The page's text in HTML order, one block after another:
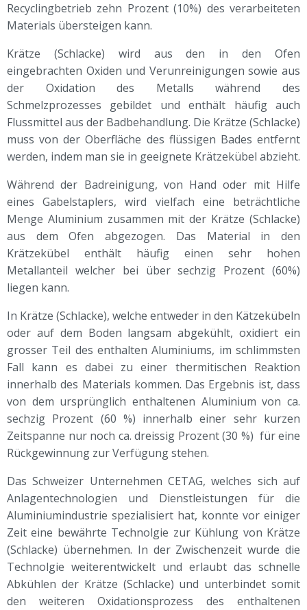
Recyclingbetrieb zehn Prozent (10%) des verarbeiteten
Materials übersteigen kann.
Krätze (Schlacke) wird aus den in den Ofen
eingebrachten Oxiden und Verunreinigungen sowie aus
der Oxidation des Metalls während des
Schmelzprozesses gebildet und enthält häufig auch
Flussmittel aus der Badbehandlung. Die Krätze (Schlacke)
muss von der Oberfläche des flüssigen Bades entfernt
werden, indem man sie in geeignete Krätzekübel abzieht.
Während der Badreinigung, von Hand oder mit Hilfe
eines Gabelstaplers, wird vielfach eine beträchtliche
Menge Aluminium zusammen mit der Krätze (Schlacke)
aus dem Ofen abgezogen. Das Material in den
Krätzekübel enthält häufig einen sehr hohen
Metallanteil welcher bei über sechzig Prozent (60%)
liegen kann.
In Krätze (Schlacke), welche entweder in den Kätzekübeln
oder auf dem Boden langsam abgekühlt, oxidiert ein
grosser Teil des enthalten Aluminiums, im schlimmsten
Fall kann es dabei zu einer thermitischen Reaktion
innerhalb des Materials kommen. Das Ergebnis ist, dass
von dem ursprünglich enthaltenen Aluminium von ca.
sechzig Prozent (60 %) innerhalb einer sehr kurzen
Zeitspanne nur noch ca. dreissig Prozent (30 %) für eine
Rückgewinnung zur Verfügung stehen.
Das Schweizer Unternehmen CETAG, welches sich auf
Anlagentechnologien und Dienstleistungen für die
Aluminiumindustrie spezialisiert hat, konnte vor einiger
Zeit eine bewährte Technolgie zur Kühlung von Krätze
(Schlacke) übernehmen. In der Zwischenzeit wurde die
Technolgie weiterentwickelt und erlaubt das schnelle
Abkühlen der Krätze (Schlacke) und unterbindet somit
den weiteren Oxidationsprozess des enthaltenen